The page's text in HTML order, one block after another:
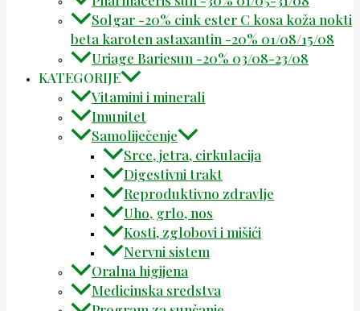
Solgar -20% cink ester C kosa koža nokti
beta karoten astaxantin -20% 01/08/15/08
Uriage Bariesun -20% 03/08-23/08
KATEGORIJE
Vitamini i minerali
Imunitet
Samoliječenje
Srce, jetra, cirkulacija
Digestivni trakt
Reproduktivno zdravlje
Uho, grlo, nos
Kosti, zglobovi i mišići
Nervni sistem
Oralna higijena
Medicinska sredstva